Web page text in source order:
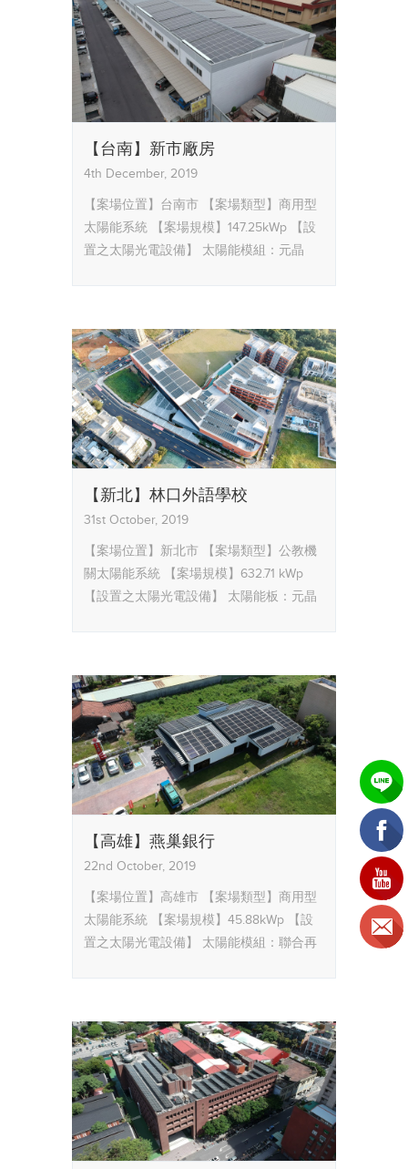
【台南】新市廠房
4th December, 2019
【案場位置】台南市 【案場類型】商用型
太陽能系統 【案場規模】147.25kWp 【設
置之太陽光電設備】
太陽能模組：元晶
源局同意備案等全部流程。
【新北】林口外語學校
31st October, 2019
【案場位置】新北市 【案場類型】公教機
關太陽能系統 【案場規模】632.71 kWp
【設置之太陽光電設備】
太陽能板：元晶
【高雄】燕巢銀行
22nd October, 2019
【案場位置】高雄市 【案場類型】商用型
太陽能系統 【案場規模】45.88kWp 【設
置之太陽光電設備】
太陽能模組：聯合再
局同意備案等全部流程。